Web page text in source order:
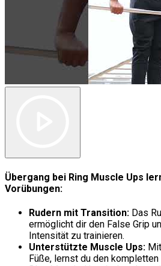
Übergang bei Ring Muscle Ups
Vorübungen:
Rudern mit Transition: Das
ermöglicht dir den False Grip
Intensität zu trainieren.
Unterstützte Muscle Ups:
Füße, lernst du den